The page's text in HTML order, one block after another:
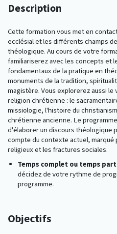
Description
Cette formation vous met en
ecclésial et les différents champs
théologique. Au cours de votre
familiariserez avec les concepts et
fondamentaux de la pratique en
monuments de la tradition,
magistère. Vous explorerez aussi le
religion chrétienne : le
missiologie, l'histoire du
chrétienne ancienne. Le
d'élaborer un discours théologique
compte du contexte actuel, marqué
religieux et les fractures sociales.
Temps complet ou temps
décidez de votre rythme de
programme.
Objectifs